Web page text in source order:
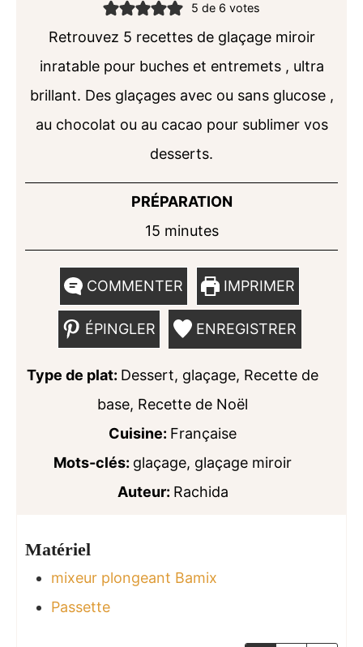
5 de 6 votes
Retrouvez 5 recettes de glaçage miroir
inratable pour buches et entremets , ultra
brillant. Des glaçages avec ou sans glucose ,
au chocolat ou au cacao pour sublimer vos
desserts.
PRÉPARATION
15minutes
minutes
COMMENTER IMPRIMER
ÉPINGLER ENREGISTRER
Type de plat: Dessert, glaçage, Recette de
base, Recette de Noël
Cuisine: Française
Mots-clés: glaçage, glaçage miroir
Auteur: Rachida
Matériel
mixeur plongeant Bamix
Passette